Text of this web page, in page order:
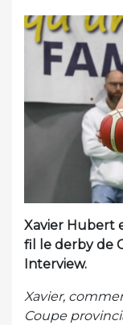
Xavier Hubert
fil le derby de
Interview.
Xavier,
Coupe